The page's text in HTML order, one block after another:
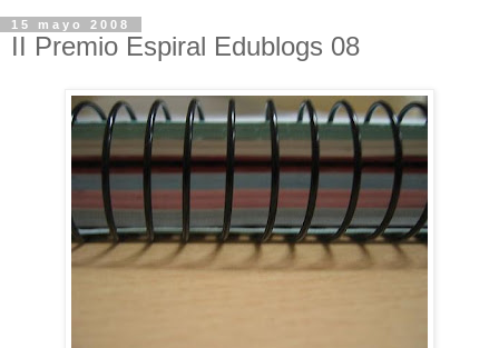
15 mayo 2008
II Premio Espiral Edublogs 08